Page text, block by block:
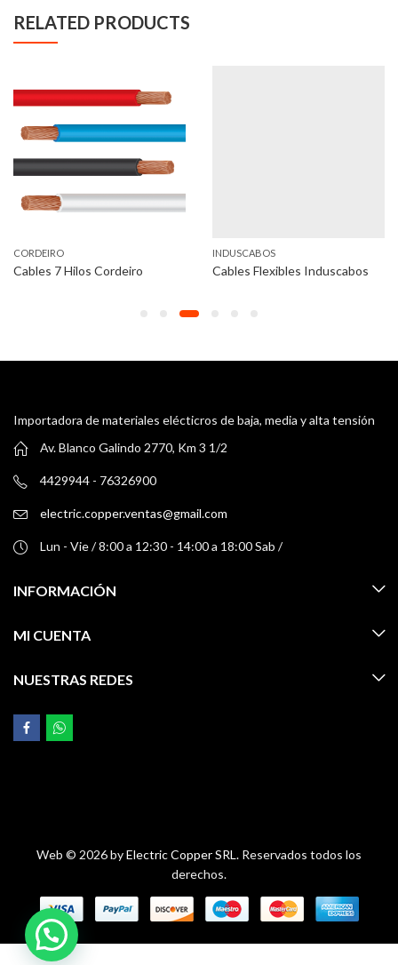
RELATED PRODUCTS
CORDEIRO
Cables 7 Hilos Cordeiro
INDUSCABOS
Cables Flexibles Induscabos
Importadora de materiales elécticros de baja, media y alta tensión
Av. Blanco Galindo 2770, Km 3 1/2
4429944 - 76326900
electric.copper.ventas@gmail.com
Lun - Vie / 8:00 a 12:30 - 14:00 a 18:00 Sab /
INFORMACIÓN
MI CUENTA
NUESTRAS REDES
Web © 2026 byElectric Copper SRL. Reservados todos los
derechos.